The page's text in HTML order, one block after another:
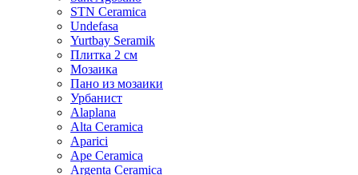
STN Ceramica
Undefasa
Yurtbay Seramik
Плитка 2 см
Мозаика
Пано из мозаики
Урбанист
Alaplana
Alta Ceramica
Aparici
Ape Ceramica
Argenta Ceramica